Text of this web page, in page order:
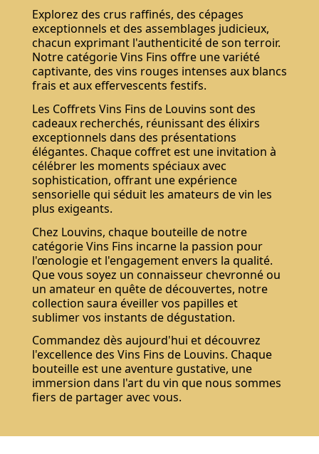
Explorez des crus raffinés, des cépages
exceptionnels et des assemblages judicieux,
chacun exprimant l'authenticité de son terroir.
Notre catégorie Vins Fins offre une variété
captivante, des vins rouges intenses aux blancs
frais et aux effervescents festifs.
Les Coffrets Vins Fins de Louvins sont des
cadeaux recherchés, réunissant des élixirs
exceptionnels dans des présentations
élégantes. Chaque coffret est une invitation à
célébrer les moments spéciaux avec
sophistication, offrant une expérience
sensorielle qui séduit les amateurs de vin les
plus exigeants.
Chez Louvins, chaque bouteille de notre
catégorie Vins Fins incarne la passion pour
l'œnologie et l'engagement envers la qualité.
Que vous soyez un connaisseur chevronné ou
un amateur en quête de découvertes, notre
collection saura éveiller vos papilles et
sublimer vos instants de dégustation.
Commandez dès aujourd'hui et découvrez
l'excellence des Vins Fins de Louvins. Chaque
bouteille est une aventure gustative, une
immersion dans l'art du vin que nous sommes
fiers de partager avec vous.